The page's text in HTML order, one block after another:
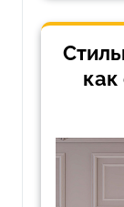
как